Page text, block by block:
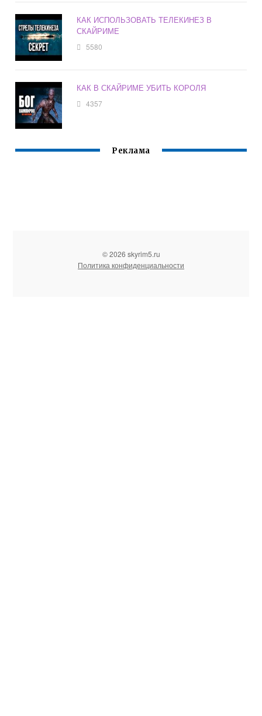
КАК ИСПОЛЬЗОВАТЬ ТЕЛЕКИНЕЗ В
СКАЙРИМЕ
5580
КАК В СКАЙРИМЕ УБИТЬ КОРОЛЯ
4357
Реклама
© 2026 skyrim5.ru
Политика конфиденциальности